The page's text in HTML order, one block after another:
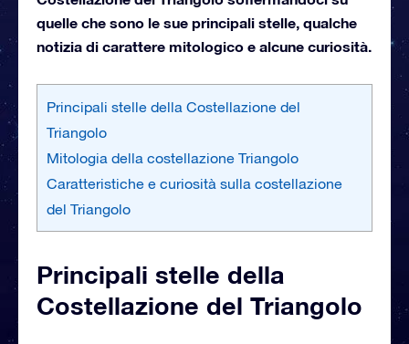
quelle che sono le sue principali stelle, qualche
notizia di carattere mitologico e alcune curiosità.
Principali stelle della Costellazione del
Triangolo
Mitologia della costellazione Triangolo
Caratteristiche e curiosità sulla costellazione
del Triangolo
Principali stelle della
Costellazione del Triangolo